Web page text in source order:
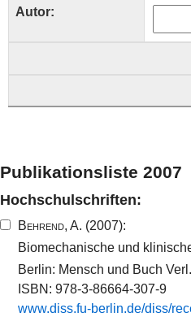
Autor:
Publikationsliste 2007
Hochschulschriften:
Behrend, A. (2007):
Biomechanische und
Berlin: Mensch und Buch
ISBN: 978-3-86664-307-9
www.​diss.​fu-​berlin.​de/​diss/​